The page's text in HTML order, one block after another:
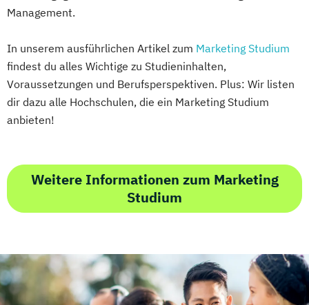
Management.
In unserem ausführlichen Artikel zum Marketing Studium
findest du alles Wichtige zu Studieninhalten,
Voraussetzungen und Berufsperspektiven. Plus: Wir listen
dir dazu alle Hochschulen, die ein Marketing Studium
anbieten!
Weitere Informationen zum Marketing
Studium